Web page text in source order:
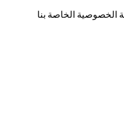
الخصوصية الخاصة بنا